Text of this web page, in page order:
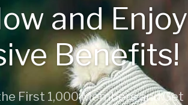
and Enjoy
Benefits!
First 1,000 Members and Get